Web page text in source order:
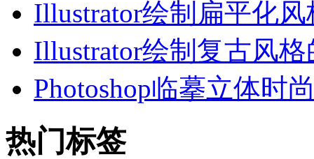
Illustrator绘制扁平化风
Illustrator绘制复古风格
Photoshop临摹立体时
热门标签